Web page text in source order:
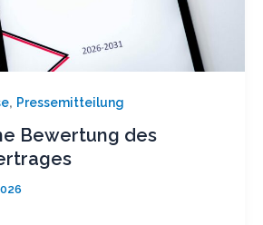
, Pressemitteilung
Bewertung des